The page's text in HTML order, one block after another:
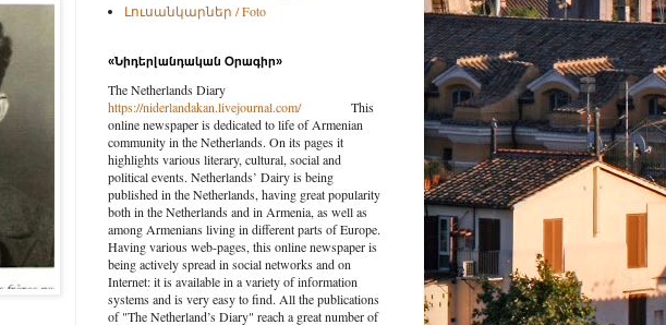
Լուսանկարներ / Foto
«Նիդերլանդական Օրագիր»
The Netherlands Diary
https://niderlandakan.livejournal.com/This
online newspaper is dedicated to life of Armenian
community in the Netherlands. On its pages it
highlights various literary, cultural, social and
political events. Netherlands’ Dairy is being
published in the Netherlands, having great popularity
both in the Netherlands and in Armenia, as well as
among Armenians living in different parts of Europe.
Having various web-pages, this online newspaper is
being actively spread in social networks and on
Internet: it is available in a variety of information
systems and is very easy to find. All the publications
of "The Netherland’s Diary" reach a great number of